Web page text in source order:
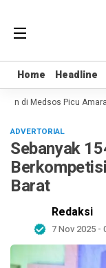
Home Headline
Home Headline
di Medsos Picu
ADVERTORIAL
Sebanyak
Barat
Redaksi
7 Nov 2025 -